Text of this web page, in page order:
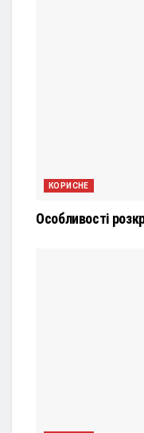
КОРИСНЕ
Особливості